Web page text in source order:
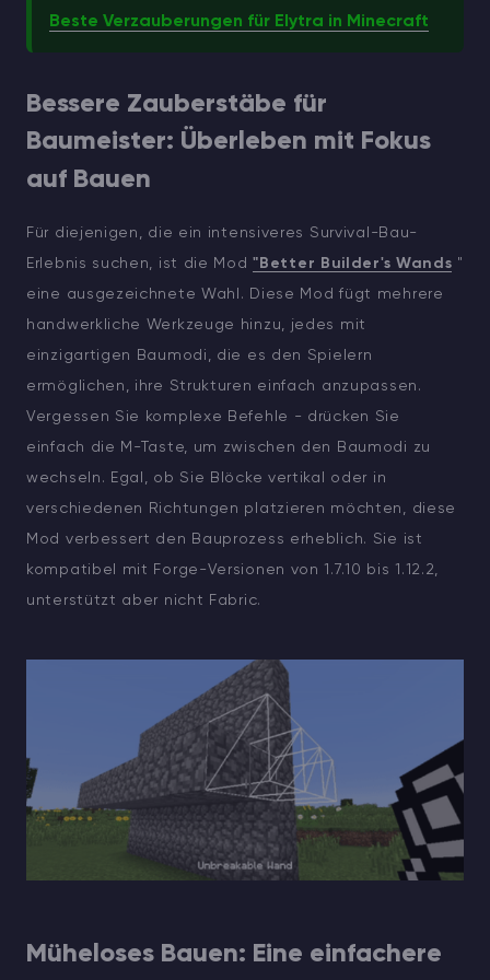
Beste Verzauberungen für Elytra in Minecraft
Bessere Zauberstäbe für
Baumeister: Überleben mit Fokus
auf Bauen
Für diejenigen, die ein intensiveres Survival-Bau-
Erlebnis suchen, ist die Mod"Better Builder's Wands "
eine ausgezeichnete Wahl. Diese Mod fügt mehrere
handwerkliche Werkzeuge hinzu, jedes mit
einzigartigen Baumodi, die es den Spielern
ermöglichen, ihre Strukturen einfach anzupassen.
Vergessen Sie komplexe Befehle - drücken Sie
einfach die M-Taste, um zwischen den Baumodi zu
wechseln. Egal, ob Sie Blöcke vertikal oder in
verschiedenen Richtungen platzieren möchten, diese
Mod verbessert den Bauprozess erheblich. Sie ist
kompatibel mit Forge-Versionen von 1.7.10 bis 1.12.2,
unterstützt aber nicht Fabric.
Müheloses Bauen: Eine einfachere